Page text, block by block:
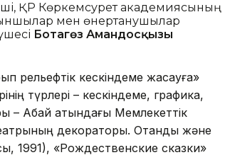
ҚР Көркемсурет академиясының
мен өнертанушылар
Ботагөз Амандосқызы
рельефтік кескіндеме жасауға»
түрлері – кескіндеме, графика,
– Абай атындағы Мемлекеттік
декораторы. Отандық және
1991), «Рождественские сказки»